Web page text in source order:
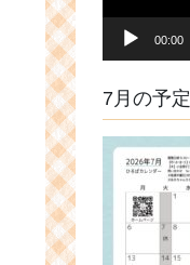
00:00
7月の予定